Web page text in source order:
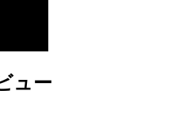
ュー